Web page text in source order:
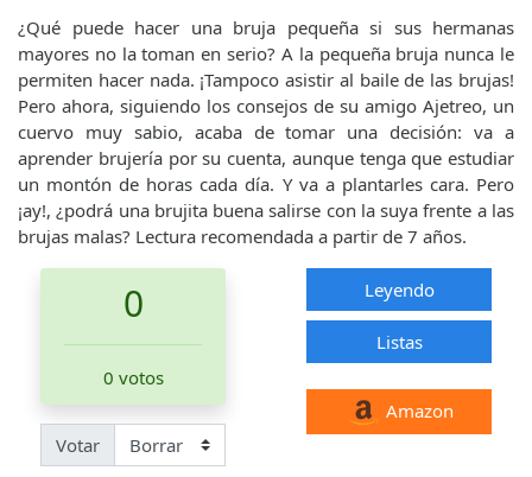
¿Qué puede hacer una bruja pequeña si sus hermanas
mayores no la toman en serio? A la pequeña bruja nunca le
permiten hacer nada. ¡Tampoco asistir al baile de las brujas!
Pero ahora, siguiendo los consejos de su amigo Ajetreo, un
cuervo muy sabio, acaba de tomar una decisión: va a
aprender brujería por su cuenta, aunque tenga que estudiar
un montón de horas cada día. Y va a plantarles cara. Pero
¡ay!, ¿podrá una brujita buena salirse con la suya frente a las
brujas malas? Lectura recomendada a partir de 7 años.
0
0 votos
Votar
Leyendo
Listas
Amazon